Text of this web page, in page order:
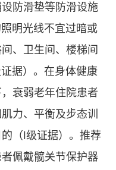
防滑垫等防滑设施
明光线不宜过暗或
、卫生间、楼梯间
据）。在身体健康
衰弱老年住院患者
力、平衡及步态训
（Ⅰ级证据）。推荐
佩戴髋关节保护器